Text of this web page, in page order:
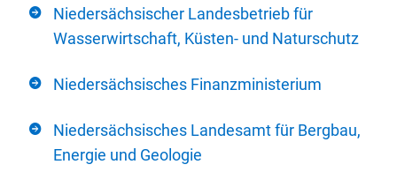
Niedersächsischer Landesbetrieb für
Wasserwirtschaft, Küsten- und Naturschutz
Niedersächsisches Finanzministerium
Niedersächsisches Landesamt für Bergbau,
Energie und Geologie